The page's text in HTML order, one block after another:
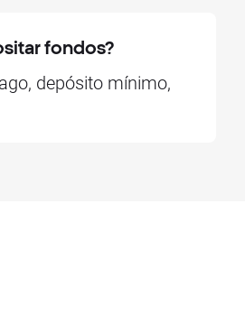
fondos?
depósito mínimo,